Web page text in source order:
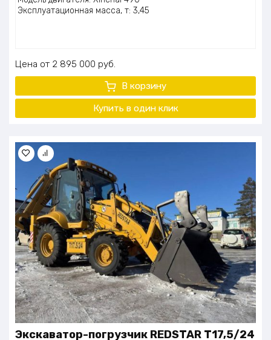
Эксплуатационная масса, т: 3,45
Цена 2 895 000 руб.
В корзину
Купить в один клик
Экскаватор-погрузчик REDSTAR T17,5/24